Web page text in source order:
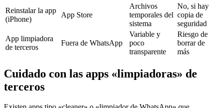
Reinstalar la app
(iPhone)
App Store
Archivos
temporales del
sistema
No, si hay
copia de
seguridad
App limpiadora
de terceros
Fuera de WhatsApp
Variable y
poco
transparente
Riesgo de
borrar de
más
Cuidado con las apps «limpiadoras» de
terceros